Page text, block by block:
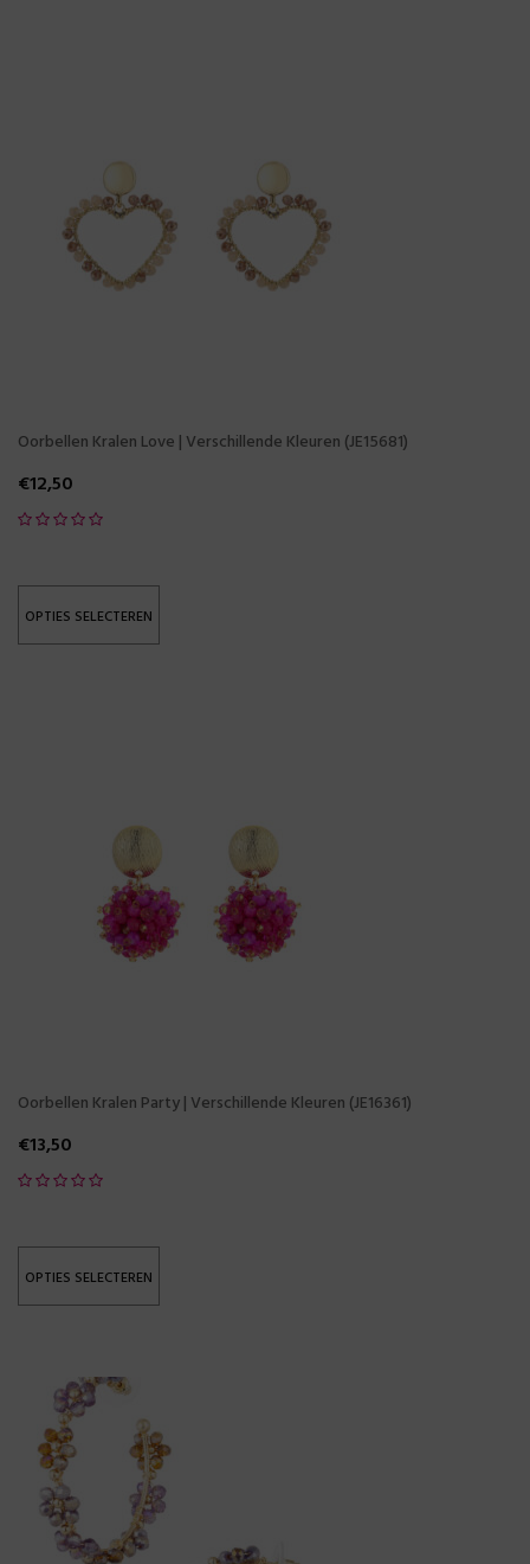
Oorbellen Kralen Love | Verschillende Kleuren (JE15681)
€12,50
OPTIES SELECTEREN
Oorbellen Kralen Party | Verschillende Kleuren (JE16361)
€13,50
OPTIES SELECTEREN